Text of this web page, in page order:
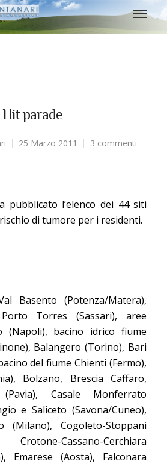
Hit parade
25 Marzo 2011 3 commenti
pubblicato l’elenco dei 44 siti
di tumore per i residenti.
Basento (Potenza/Matera),
Torres (Sassari), aree
(Napoli), bacino idrico fiume
Balangero (Torino), Bari
del fiume Chienti (Fermo),
Bolzano, Brescia Caffaro,
Casale Monferrato
e Saliceto (Savona/Cuneo),
Cogoleto-Stoppani
Cassano-Cerchiara
Emarese (Aosta), Falconara